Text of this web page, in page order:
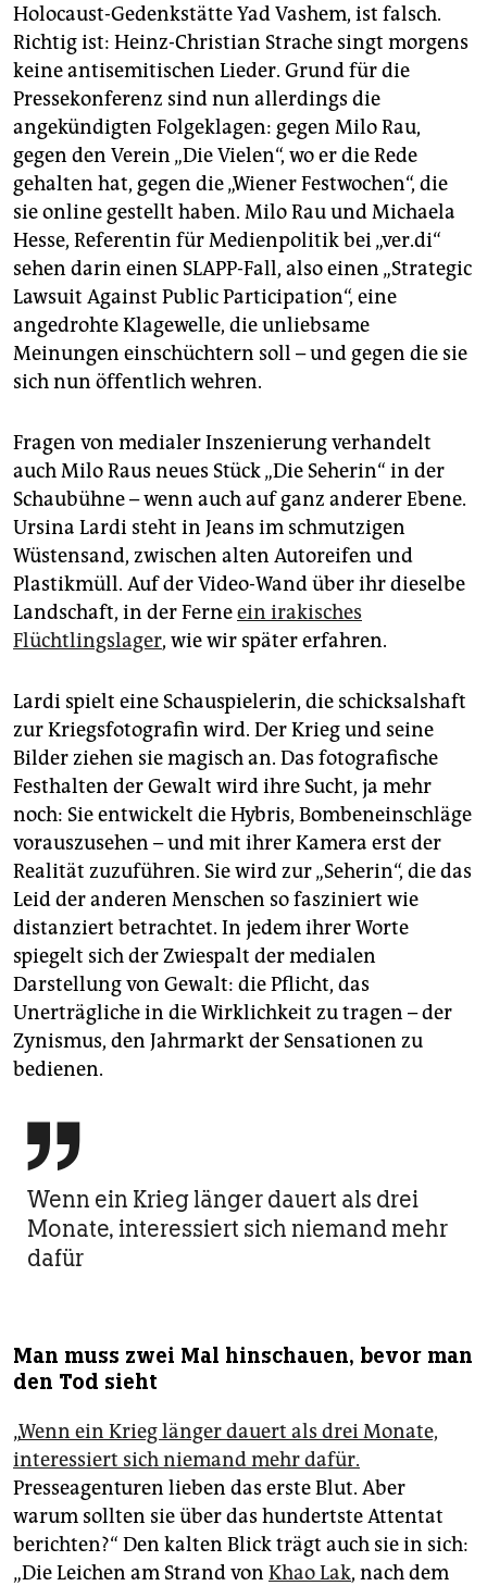
Holocaust-Gedenkstätte Yad Vashem, ist falsch.
Richtig ist: Heinz-Christian Strache singt morgens
keine antisemitischen Lieder. Grund für die
Pressekonferenz sind nun allerdings die
angekündigten Folgeklagen: gegen Milo Rau,
gegen den Verein „Die Vielen“, wo er die Rede
gehalten hat, gegen die „Wiener Festwochen“, die
sie online gestellt haben. Milo Rau und Michaela
Hesse, Referentin für Medienpolitik bei „ver.di“
sehen darin einen SLAPP-Fall, also einen „Strategic
Lawsuit Against Public Participation“, eine
angedrohte Klagewelle, die unliebsame
Meinungen einschüchtern soll – und gegen die sie
sich nun öffentlich wehren.
Fragen von medialer Inszenierung verhandelt
auch Milo Raus neues Stück „Die Seherin“ in der
Schaubühne – wenn auch auf ganz anderer Ebene.
Ursina Lardi steht in Jeans im schmutzigen
Wüstensand, zwischen alten Autoreifen und
Plastikmüll. Auf der Video-Wand über ihr dieselbe
Landschaft, in der Ferneein irakisches
Flüchtlingslager, wie wir später erfahren.
Lardi spielt eine Schauspielerin, die schicksalshaft
zur Kriegsfotografin wird. Der Krieg und seine
Bilder ziehen sie magisch an. Das fotografische
Festhalten der Gewalt wird ihre Sucht, ja mehr
noch: Sie entwickelt die Hybris, Bombeneinschläge
vorauszusehen – und mit ihrer Kamera erst der
Realität zuzuführen. Sie wird zur „Seherin“, die das
Leid der anderen Menschen so fasziniert wie
distanziert betrachtet. In jedem ihrer Worte
spiegelt sich der Zwiespalt der medialen
Darstellung von Gewalt: die Pflicht, das
Unerträgliche in die Wirklichkeit zu tragen – der
Zynismus, den Jahrmarkt der Sensationen zu
bedienen.

Wenn ein Krieg länger dauert als drei
Monate, interessiert sich niemand mehr
dafür
Man muss zwei Mal hinschauen, bevor man
den Tod sieht
„Wenn ein Krieg länger dauert als drei Monate,
interessiert sich niemand mehr dafür.
Presseagenturen lieben das erste Blut. Aber
warum sollten sie über das hundertste Attentat
berichten?“ Den kalten Blick trägt auch sie in sich:
„Die Leichen am Strand von Khao Lak, nach dem